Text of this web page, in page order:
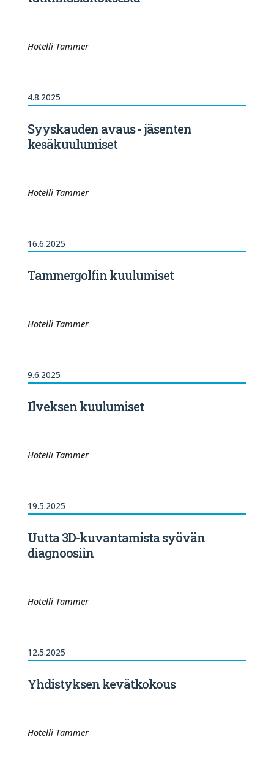
Hotelli Tammer
4.8.2025
Syyskauden avaus - jäsenten
kesäkuulumiset
Hotelli Tammer
16.6.2025
Tammergolfin kuulumiset
Hotelli Tammer
9.6.2025
Ilveksen kuulumiset
Hotelli Tammer
19.5.2025
Uutta 3D-kuvantamista syövän
diagnoosiin
Hotelli Tammer
12.5.2025
Yhdistyksen kevätkokous
Hotelli Tammer